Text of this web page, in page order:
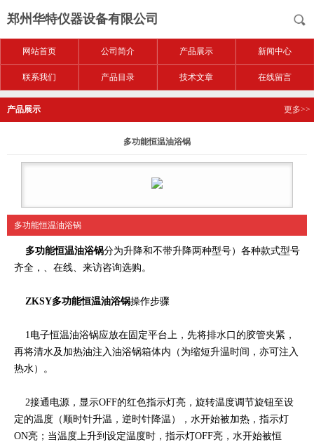
郑州华特仪器设备有限公司
网站首页 公司简介 产品展示 新闻中心
联系我们 产品目录 技术文章 在线留言
产品展示 更多>>
多功能恒温油浴锅
多功能恒温油浴锅
多功能恒温油浴锅分为升降和不带升降两种型号）各种款式型号
齐全，、在线、来访咨询选购。
ZKSY多功能恒温油浴锅操作步骤
1电子恒温油浴锅应放在固定平台上，先将排水口的胶管夹紧，
再将清水及加热油注入油浴锅箱体内（为缩短升温时间，亦可注入
热水）。
2接通电源，显示OFF的红色指示灯亮，旋转温度调节旋钮至设
定的温度（顺时针升温，逆时针降温），水开始被加热，指示灯
ON亮；当温度上升到设定温度时，指示灯OFF亮，水开始被恒